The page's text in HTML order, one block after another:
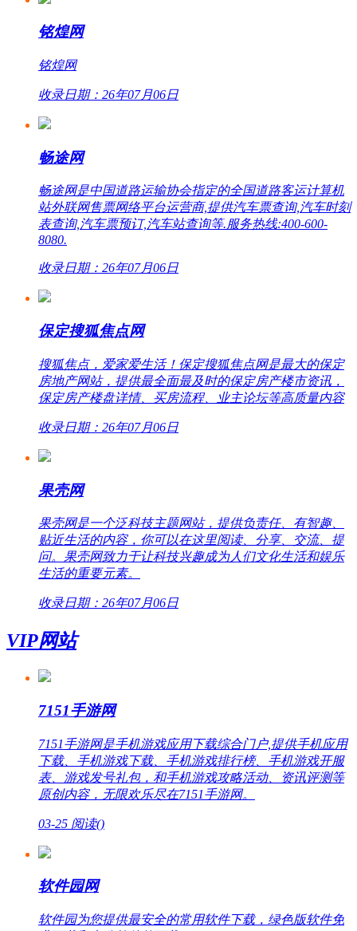
铭煌网
铭煌网
收录日期：26年07月06日
畅途网
畅途网是中国道路运输协会指定的全国道路客运计算机
站外联网售票网络平台运营商,提供汽车票查询,汽车时刻
表查询,汽车票预订,汽车站查询等.服务热线:400-600-
8080.
收录日期：26年07月06日
保定搜狐焦点网
搜狐焦点，爱家爱生活！保定搜狐焦点网是最大的保定
房地产网站，提供最全面最及时的保定房产楼市资讯，
保定房产楼盘详情、买房流程、业主论坛等高质量内容
收录日期：26年07月06日
果壳网
果壳网是一个泛科技主题网站，提供负责任、有智趣、
贴近生活的内容，你可以在这里阅读、分享、交流、提
问。果壳网致力于让科技兴趣成为人们文化生活和娱乐
生活的重要元素。
收录日期：26年07月06日
VIP网站
7151手游网
7151手游网是手机游戏应用下载综合门户,提供手机应用
下载、手机游戏下载、手机游戏排行榜、手机游戏开服
表、游戏发号礼包，和手机游戏攻略活动、资讯评测等
原创内容，无限欢乐尽在7151手游网。
03-25 阅读()
软件园网
软件园为您提供最安全的常用软件下载，绿色版软件免